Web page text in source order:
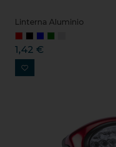
Linterna Aluminio
1,42 €